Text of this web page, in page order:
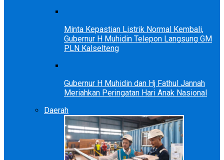
Minta Kepastian Listrik Normal Kembali,
Gubernur H Muhidin Telepon Langsung GM
PLN Kalselteng
Gubernur H Muhidin dan Hj Fathul Jannah
Meriahkan Peringatan Hari Anak Nasional
Daerah